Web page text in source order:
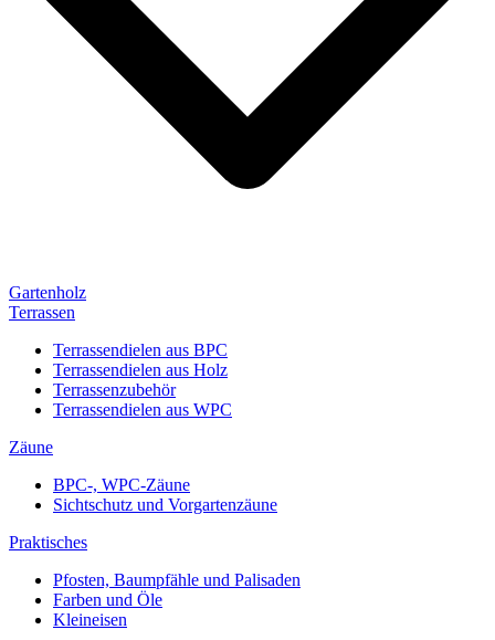
Gartenholz
Terrassen
Terrassendielen aus BPC
Terrassendielen aus Holz
Terrassenzubehör
Terrassendielen aus WPC
Zäune
BPC-, WPC-Zäune
Sichtschutz und Vorgartenzäune
Praktisches
Pfosten, Baumpfähle und Palisaden
Farben und Öle
Kleineisen